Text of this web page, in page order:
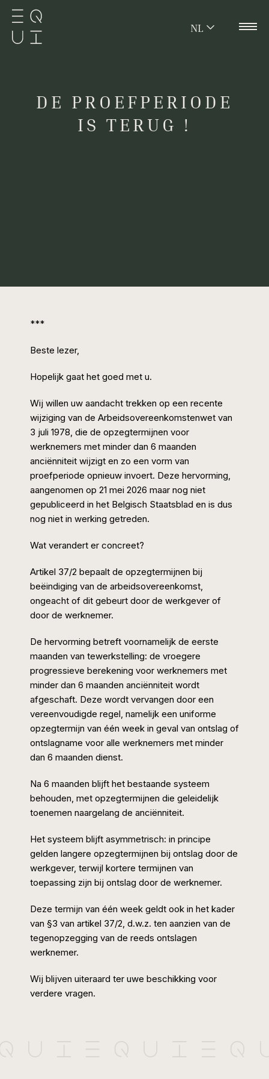
NL
DE PROEFPERIODE
IS TERUG !
***
Beste lezer,
Hopelijk gaat het goed met u.
Wij willen uw aandacht trekken op een recente
wijziging van de Arbeidsovereenkomstenwet van
3 juli 1978, die de opzegtermijnen voor
werknemers met minder dan 6 maanden
anciënniteit wijzigt en zo een vorm van
proefperiode opnieuw invoert. Deze hervorming,
aangenomen op 21 mei 2026 maar nog niet
gepubliceerd in het Belgisch Staatsblad en is dus
nog niet in werking getreden.
Wat verandert er concreet?
Artikel 37/2 bepaalt de opzegtermijnen bij
beëindiging van de arbeidsovereenkomst,
ongeacht of dit gebeurt door de werkgever of
door de werknemer.
De hervorming betreft voornamelijk de eerste
maanden van tewerkstelling: de vroegere
progressieve berekening voor werknemers met
minder dan 6 maanden anciënniteit wordt
afgeschaft. Deze wordt vervangen door een
vereenvoudigde regel, namelijk een uniforme
opzegtermijn van één week in geval van ontslag of
ontslagname voor alle werknemers met minder
dan 6 maanden dienst.
Na 6 maanden blijft het bestaande systeem
behouden, met opzegtermijnen die geleidelijk
toenemen naargelang de anciënniteit.
Het systeem blijft asymmetrisch: in principe
gelden langere opzegtermijnen bij ontslag door de
werkgever, terwijl kortere termijnen van
toepassing zijn bij ontslag door de werknemer.
Deze termijn van één week geldt ook in het kader
van §3 van artikel 37/2, d.w.z. ten aanzien van de
tegenopzegging van de reeds ontslagen
werknemer.
Wij blijven uiteraard ter uwe beschikking voor
verdere vragen.